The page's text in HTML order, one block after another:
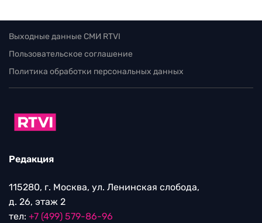
Выходные данные СМИ RTVI
Пользовательское соглашение
Политика обработки персональных данных
Редакция
115280, г. Москва, ул. Ленинская слобода,
д. 26, этаж 2
тел: +7 (499) 579-86-96